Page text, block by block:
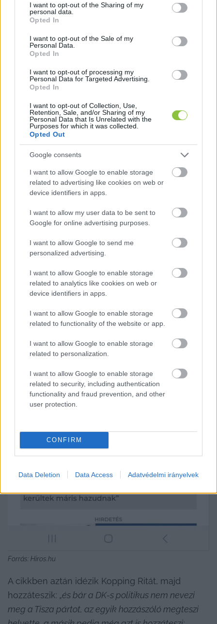
not limited to your visit or usage behaviour. You may click to
grant or deny consent to Google and its third-party tags to
use your data for below specified purposes in below Google
consent section.
I want to opt-out of the Sharing of my
personal data.
Opted In
I want to opt-out of the Sale of my
Personal Data.
Opted In
I want to opt-out of processing my
Personal Data for Targeted Advertising.
Opted In
I want to opt-out of Collection, Use,
Retention, Sale, and/or Sharing of my
Personal Data that Is Unrelated with the
Purposes for which it was collected.
Opted Out
Google consents
I want to allow Google to enable storage
related to advertising like cookies on web or
device identifiers in apps.
I want to allow my user data to be sent to
Google for online advertising purposes.
I want to allow Google to send me
personalized advertising.
I want to allow Google to enable storage
related to analytics like cookies on web or
device identifiers in apps.
I want to allow Google to enable storage
related to functionality of the website or app.
I want to allow Google to enable storage
related to personalization.
I want to allow Google to enable storage
related to security, including authentication
functionality and fraud prevention, and other
user protection.
CONFIRM
Data Deletion Data Access Adatvédelmi irányelvek
fényképpel, amelyen Kopping Rita látható,
nyilatkozat közben.
Forrás: Hiros.hu
A cikkben aztán idézik Kopping Ritát, majd
hozzáteszik: „és bár a DK-s politikus nem nevezi
meg a Tisza pártot, az egyik hozzászóló megteszi